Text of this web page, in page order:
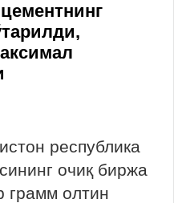
республика
очиқ биржа
грамм олтин